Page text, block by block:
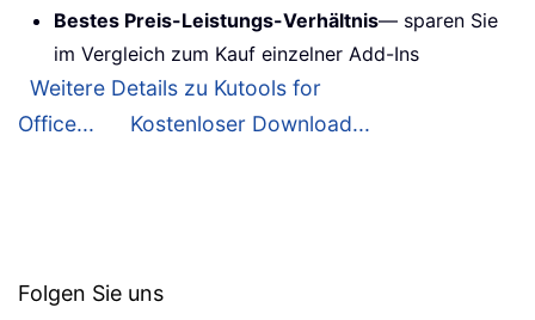
Bestes Preis-Leistungs-Verhältnis— sparen Sie
im Vergleich zum Kauf einzelner Add-Ins
Weitere Details zu Kutools for
Office...
Kostenloser Download...
Folgen Sie uns